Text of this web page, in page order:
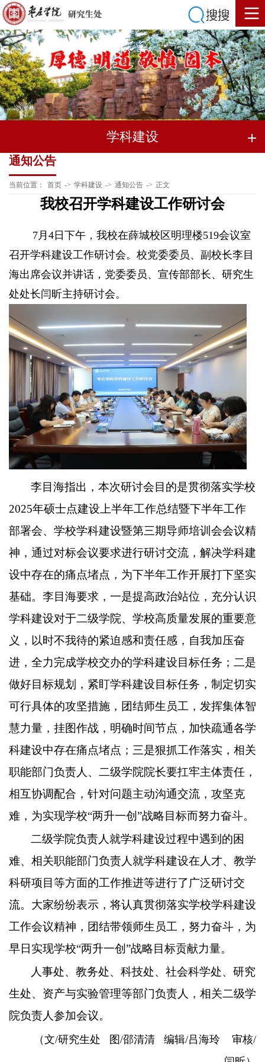
学科建设
通知公告
当前位置： 首页 -> 学科建设 -> 通知公告 -> 正文
我校召开学科建设工作研讨会
7月4日下午，我校在薛城校区明理楼519会议室
召开学科建设工作研讨会。校党委委员、副校长李目
海出席会议并讲话，党委委员、宣传部部长、研究生
处处长闫昕主持研讨会。
李目海指出，本次研讨会目的是贯彻落实学校
2025年硕士点建设上半年工作总结暨下半年工作
部署会、学校学科建设暨第三期导师培训会会议精
神，通过对标会议要求进行研讨交流，解决学科建
设中存在的痛点堵点，为下半年工作开展打下坚实
基础。李目海要求，一是提高政治站位，充分认识
学科建设对于二级学院、学校高质量发展的重要意
义，以时不我待的紧迫感和责任感，自我加压奋
进，全力完成学校交办的学科建设目标任务；二是
做好目标规划，紧盯学科建设目标任务，制定切实
可行具体的攻坚措施，团结师生员工，发挥集体智
慧力量，挂图作战，明确时间节点，加快疏通各学
科建设中存在痛点堵点；三是狠抓工作落实，相关
职能部门负责人、二级学院院长要扛牢主体责任，
相互协调配合，针对问题主动沟通交流，攻坚克
难，为实现学校“两升一创”战略目标而努力奋斗。
二级学院负责人就学科建设过程中遇到的困
难、相关职能部门负责人就学科建设在人才、教学
科研项目等方面的工作推进等进行了广泛研讨交
流。大家纷纷表示，将认真贯彻落实学校学科建设
工作会议精神，团结带领师生员工，努力奋斗，为
早日实现学校“两升一创”战略目标贡献力量。
人事处、教务处、科技处、社会科学处、研究
生处、资产与实验管理等部门负责人，相关二级学
院负责人参加会议。
（文/研究生处 图/邵清清 编辑/吕海玲 审核/